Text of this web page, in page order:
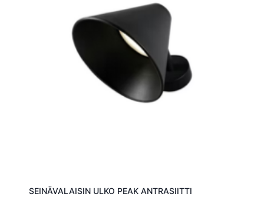
SEINÄVALAISIN ULKO PEAK ANTRASIITTI